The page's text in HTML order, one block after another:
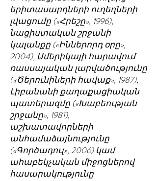
երիտասարդների ուղեղների
լվացումը («Հրեշը», 1996),
նացիստական շրջանի
կալանքը («Իններորդ օրը»,
2004), Ամերիկայի հարավում
ռասսայական լարվածությունը
(«Ծերունիների հավաք», 1987),
Լիբանանի քաղաքացիական
պատերազմը («Խաբեության
շրջանը», 1981),
աշխատավորների
անհամաձայնությունը
(«Գործադուլ», 2006) կամ
ահաբեկչական միջոցներով
հասարակությունը